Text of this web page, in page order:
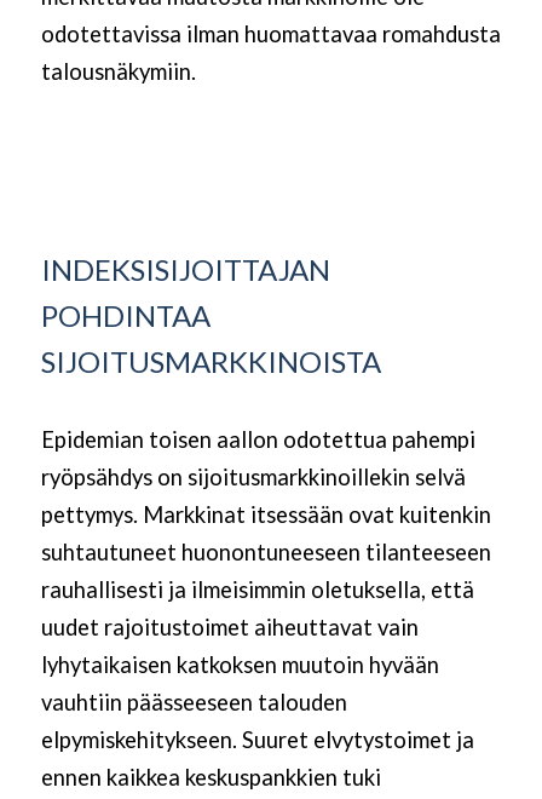
odotettavissa ilman huomattavaa romahdusta
talousnäkymiin.
INDEKSISIJOITTAJAN
POHDINTAA
SIJOITUSMARKKINOISTA
Epidemian toisen aallon odotettua pahempi
ryöpsähdys on sijoitusmarkkinoillekin selvä
pettymys. Markkinat itsessään ovat kuitenkin
suhtautuneet huonontuneeseen tilanteeseen
rauhallisesti ja ilmeisimmin oletuksella, että
uudet rajoitustoimet aiheuttavat vain
lyhytaikaisen katkoksen muutoin hyvään
vauhtiin päässeeseen talouden
elpymiskehitykseen. Suuret elvytystoimet ja
ennen kaikkea keskuspankkien tuki